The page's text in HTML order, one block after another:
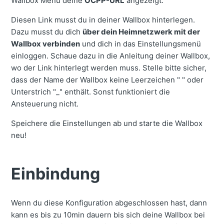
Diesen Link musst du in deiner Wallbox hinterlegen.
Dazu musst du dich über dein Heimnetzwerk mit der
Wallbox verbinden und dich in das Einstellungsmenü
einloggen. Schaue dazu in die Anleitung deiner Wallbox,
wo der Link hinterlegt werden muss. Stelle bitte sicher,
dass der Name der Wallbox keine Leerzeichen " " oder
Unterstrich "_" enthält. Sonst funktioniert die
Ansteuerung nicht.
Speichere die Einstellungen ab und starte die Wallbox
neu!
Einbindung
Wenn du diese Konfiguration abgeschlossen hast, dann
kann es bis zu 10min dauern bis sich deine Wallbox bei